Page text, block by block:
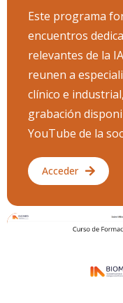
Este programa
encuentros
relevantes de la
reunen a
clínico e
grabación
YouTube de la
Acceder